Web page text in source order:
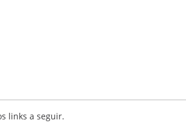
links a seguir.